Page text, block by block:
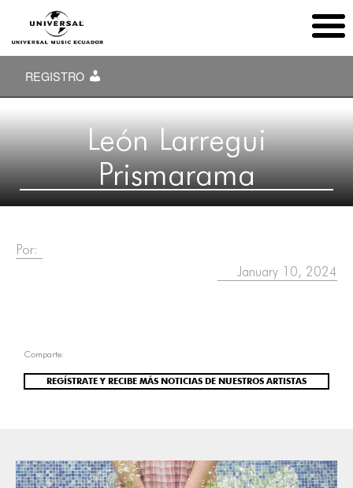
REGISTRO
León Larregui
Prismarama
Por:
January 10, 2024
Comparte:
REGÍSTRATE Y RECIBE MÁS NOTICIAS DE NUESTROS ARTISTAS